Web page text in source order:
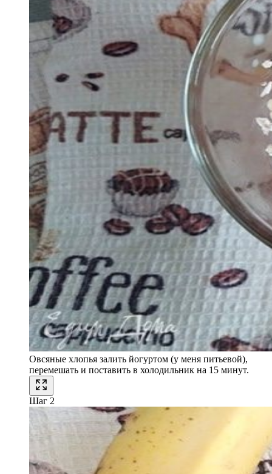
Овсяные хлопья залить йогуртом (у меня питьевой),
перемешать и поставить в холодильник на 15 минут.
Шаг 2